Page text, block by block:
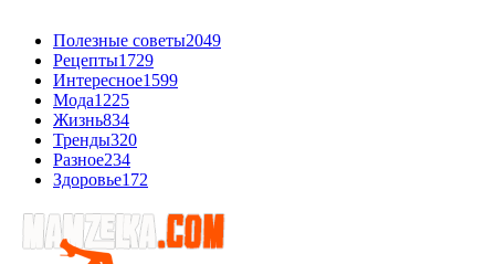
Полезные советы2049
Рецепты1729
Интересное1599
Мода1225
Жизнь834
Тренды320
Разное234
Здоровье172